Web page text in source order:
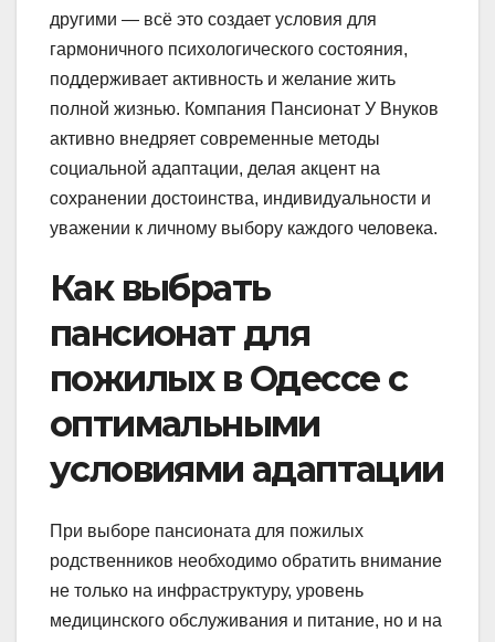
другими — всё это создает условия для
гармоничного психологического состояния,
поддерживает активность и желание жить
полной жизнью. Компания Пансионат У Внуков
активно внедряет современные методы
социальной адаптации, делая акцент на
сохранении достоинства, индивидуальности и
уважении к личному выбору каждого человека.
Как выбрать
пансионат для
пожилых в Одессе с
оптимальными
условиями адаптации
При выборе пансионата для пожилых
родственников необходимо обратить внимание
не только на инфраструктуру, уровень
медицинского обслуживания и питание, но и на